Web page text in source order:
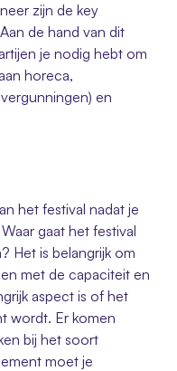
zijn de key
de hand van dit
je nodig hebt om
horeca,
en
het festival nadat je
gaat het festival
Het is belangrijk om
met de capaciteit en
aspect is of het
wordt. Er komen
bij het soort
moet je